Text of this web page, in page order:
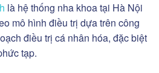
là hệ thống nha khoa tại Hà Nội
mô hình điều trị dựa trên công
điều trị cá nhân hóa, đặc biệt
tạp.